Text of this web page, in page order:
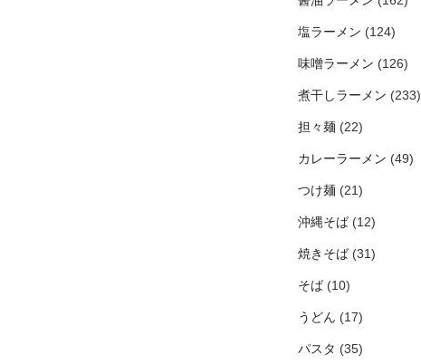
塩ラーメン (124)
味噌ラーメン (126)
煮干しラーメン (233)
担々麺(22)
カレーラーメン (49)
つけ麺(21)
沖縄そば(12)
焼きそば(31)
そば(10)
うどん (17)
パスタ (35)